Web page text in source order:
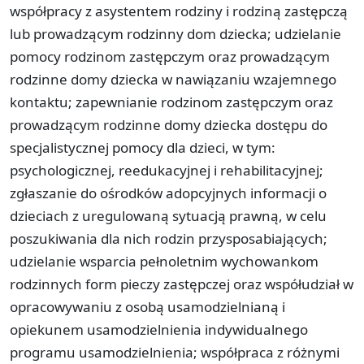
współpracy z asystentem rodziny i rodziną zastępczą
lub prowadzącym rodzinny dom dziecka; udzielanie
pomocy rodzinom zastępczym oraz prowadzącym
rodzinne domy dziecka w nawiązaniu wzajemnego
kontaktu; zapewnianie rodzinom zastępczym oraz
prowadzącym rodzinne domy dziecka dostępu do
specjalistycznej pomocy dla dzieci, w tym:
psychologicznej, reedukacyjnej i rehabilitacyjnej;
zgłaszanie do ośrodków adopcyjnych informacji o
dzieciach z uregulowaną sytuacją prawną, w celu
poszukiwania dla nich rodzin przysposabiających;
udzielanie wsparcia pełnoletnim wychowankom
rodzinnych form pieczy zastępczej oraz współudział w
opracowywaniu z osobą usamodzielnianą i
opiekunem usamodzielnienia indywidualnego
programu usamodzielnienia; współpraca z różnymi